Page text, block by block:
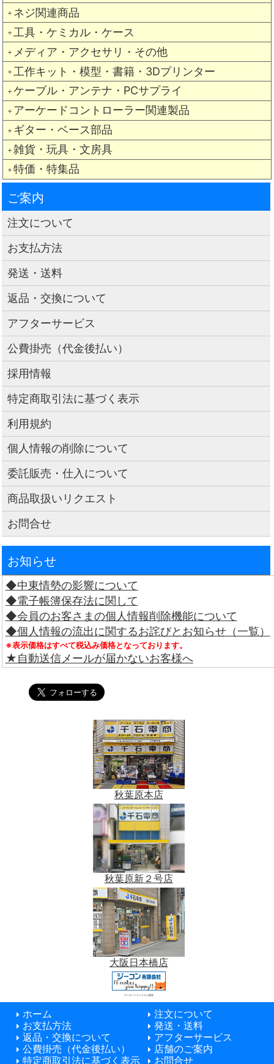
＋ ネジ関連商品
＋ 工具・ケミカル・ケース
＋ メディア・アクセサリ・その他
＋ 工作キット・模型・書籍・3Dプリンター
＋ ケーブル・アンテナ・PCサプライ
＋ アーケードコントローラー関連製品
＋ ギター・ベース部品
＋ 雑貨・玩具・文房具
＋ 特価・特集品
ご案内
注文について
お支払方法
発送・送料
返品・交換について
アフターサービス
公費掛売（代金後払い）
採用情報
特定商取引法に基づく表示
利用規約
個人情報の削除について
委託販売・仕入について
商品取扱いリクエスト
お問合せ
お知らせ
◆中東情勢の影響について
◆電子帳簿保存法に関して
◆会員のお客さまの個人情報削除機能について
◆個人情報の流出に関するお詫びとお知らせ（一覧）
※表示価格はすべて税込み価格となっております。
★自動送信メールが届かないお客様へ
秋葉原本店
秋葉原新２号店
大阪日本橋店
データベースシステム開発
ホーム
注文について
お支払方法
発送・送料
返品・交換について
アフターサービス
公費掛売（代金後払い）
店舗のご案内
特定商取引法に基づく表示
お問合せ